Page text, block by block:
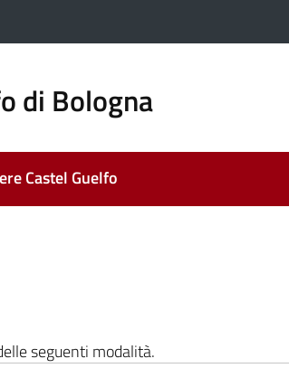
di Bologna
Castel Guelfo
seguenti modalità.